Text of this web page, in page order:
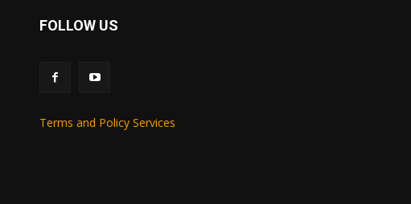
FOLLOW US
Terms and Policy Services